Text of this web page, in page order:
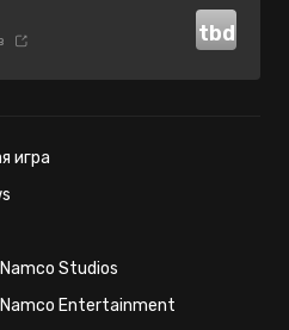
tbd
игра
Studios
Namco Entertainment